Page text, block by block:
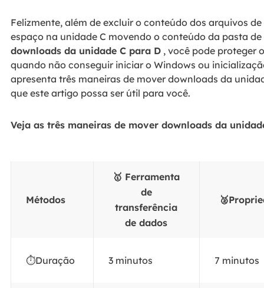
Felizmente, além de excluir o conteúdo dos arquivos
espaço na unidade C movendo o conteúdo da pasta
downloads da unidade C para D, você pode proteger
quando não conseguir iniciar o Windows ou
apresenta três maneiras de mover downloads da
que este artigo possa ser útil para você.
Veja as três maneiras de mover downloads da
Métodos
🥇 Ferramenta
de
transferência
de dados
⏱️Duração 3 minutos 7 minutos